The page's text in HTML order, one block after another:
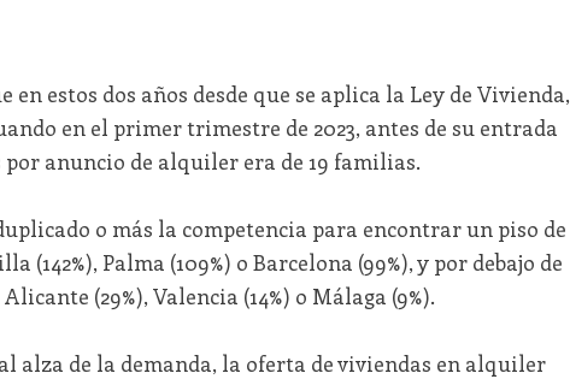
en estos dos años desde que se aplica la Ley de Vivienda,
en el primer trimestre de 2023, antes de su entrada
anuncio de alquiler era de 19 familias.
o más la competencia para encontrar un piso de
(142%), Palma (109%) o Barcelona (99%), y por debajo de
(29%), Valencia (14%) o Málaga (9%).
alza de la demanda, la oferta de viviendas en alquiler